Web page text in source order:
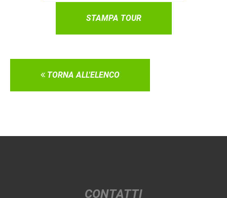
STAMPA TOUR
TORNA ALL'ELENCO
CONTATTI